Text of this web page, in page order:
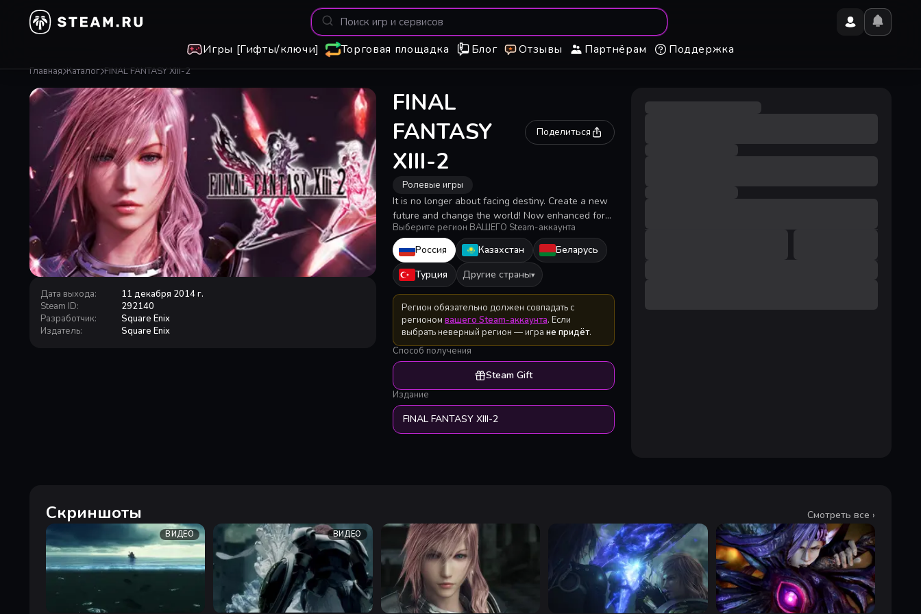
Игры [Гифты/ключи] Торговая площадка Блог Отзывы Партнёрам Поддержка
Главная Каталог FINAL FANTASY XIII-2
Дата выхода:
11 декабря 2014 г.
Steam ID:
292140
Разработчик:
Square Enix
Издатель: Square Enix
FINAL
FANTASY
XIII-2
Поделиться
Ролевые игры
It is no longer about facing destiny. Create a new
future and change the world! Now enhanced for
Windows PC.
Выберите регион ВАШЕГО Steam-аккаунта
Россия Казахстан
Беларусь
Турция
Другие страны▾
Регион обязательно должен совпадать с
регионом вашего Steam-аккаунта. Если
выбрать неверный регион — игра не придёт.
Способ получения
Steam Gift
Издание
FINAL FANTASY XIII-2
Скриншоты Смотреть все ›
ВИДЕО ВИДЕО